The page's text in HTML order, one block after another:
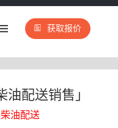
获取报价
配送销售」
油配送